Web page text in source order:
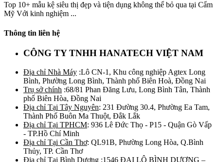
Top 10+ mẫu kệ siêu thị đẹp và tiện dụng không thể bỏ qua tại Cẩm
Mỹ Với kinh nghiệm ...
Thông tin liên hệ
CÔNG TY TNHH HANATECH VIỆT NAM
Địa chỉ Nhà Máy :Lô CN-1, Khu công nghiệp Agtex Long
Bình, Phường Long Bình, Thành phố Biên Hoà, Đồng Nai
Trụ sở chính :68/81 Phan Đăng Lưu, Long Bình Tân, Thành
phố Biên Hòa, Đồng Nai
Địa chỉ Tại Tây Nguyên: 231 Đường 30.4, Phường Ea Tam,
Thành Phố Buôn Ma Thuột, Đắk Lắk
Địa chỉ Tại TPHCM: 936 Lê Đức Thọ - P15 - Quận Gò Vấp
- TP.Hồ Chí Minh
Địa chỉ Tại Cần Thơ: QL91B, Phường Long Hòa, Q.Bình
Thủy, TP. Cần Thơ
Địa chỉ Tại Bình Dương :1546 ĐẠI LỘ BÌNH DƯƠNG –